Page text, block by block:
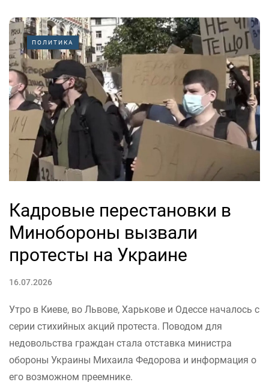
ПОЛИТИКА
Кадровые перестановки в
Минобороны вызвали
протесты на Украине
16.07.2026
Утро в Киеве, во Львове, Харькове и Одессе началось с
серии стихийных акций протеста. Поводом для
недовольства граждан стала отставка министра
обороны Украины Михаила Федорова и информация о
его возможном преемнике.